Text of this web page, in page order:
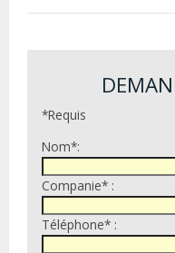
*Requis
Nom*:
Companie* :
Téléphone* :